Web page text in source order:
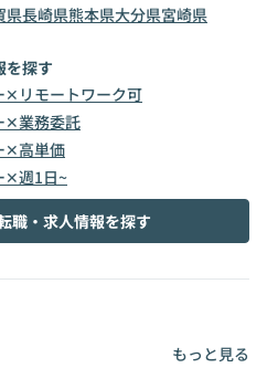
県長崎県熊本県大分県宮崎県
を探す
✕リモートワーク可
✕業務委託
✕高単価
✕週1日~
職・求人情報を探す
もっと見る